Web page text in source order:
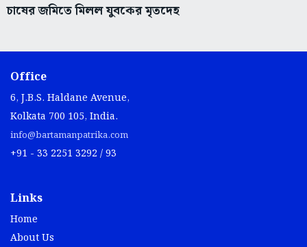
চাষের জমিতে মিলল যুবকের মৃতদেহ
Office
6, J.B.S. Haldane Avenue,
Kolkata 700 105, India.
info@bartamanpatrika.com
+91 - 33 2251 3292 / 93
Links
Home
About Us